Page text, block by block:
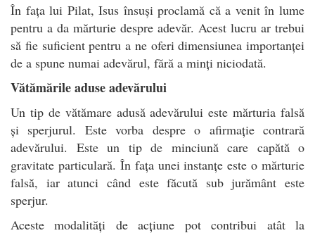
În fața lui Pilat, Isus însuși proclamă că a venit în lume
pentru a da mărturie despre adevăr. Acest lucru ar trebui
să fie suficient pentru a ne oferi dimensiunea importanței
de a spune numai adevărul, fără a minți niciodată.
Vătămările aduse adevărului
Un tip de vătămare adusă adevărului este mărturia falsă
și sperjurul. Este vorba despre o afirmație contrară
adevărului. Este un tip de minciună care capătă o
gravitate particulară. În fața unei instanțe este o mărturie
falsă, iar atunci când este făcută sub jurământ este
sperjur.
Aceste modalități de acțiune pot contribui atât la